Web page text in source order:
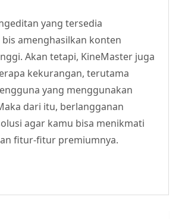
yang tersedia
amenghasilkan konten
Akan tetapi, KineMaster juga
kekurangan, terutama
yang menggunakan
dari itu, berlangganan
agar kamu bisa menikmati
fitur-fitur premiumnya.